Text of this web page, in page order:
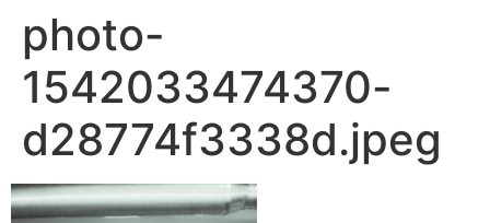
photo-
1542033474370-
d28774f3338d.jpeg